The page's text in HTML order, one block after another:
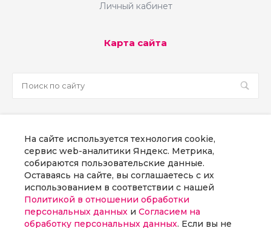
Личный кабинет
Карта сайта
8 800 300 58 70
г. Москва, наб Пресненская, д. 8, стр. 1
Заказать звонок
На сайте используется технология cookie,
сервис web-аналитики Яндекс. Метрика,
собираются пользовательские данные.
Оставаясь на сайте, вы соглашаетесь с их
использованием в соответствии с нашей
Политикой в отношении обработки
персональных данных и Согласием на
обработку персональных данных. Если вы не